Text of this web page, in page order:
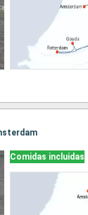
Comidas incluidas